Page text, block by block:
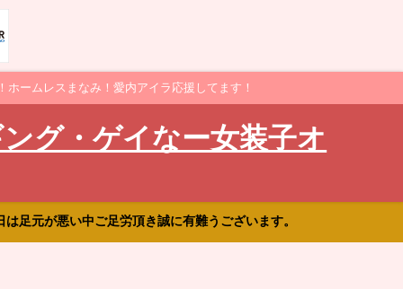
ームレスまなみ！愛内アイラ応援してます！
グ・ゲイなー女装子オ
足元が悪い中ご足労頂き誠に有難うございます。